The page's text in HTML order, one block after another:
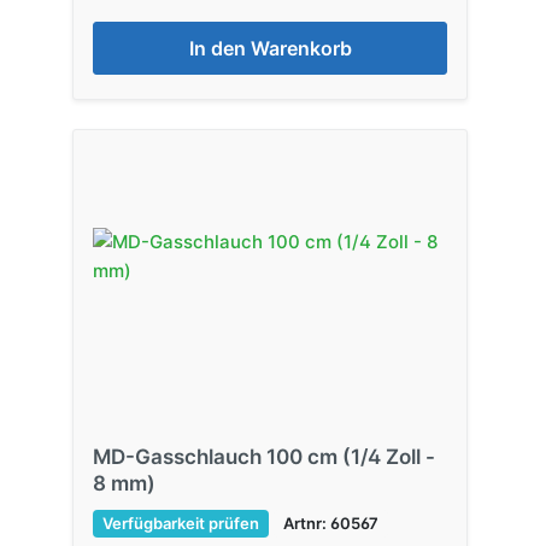
In den Warenkorb
MD-Gasschlauch 100 cm (1/4 Zoll -
8 mm)
Verfügbarkeit prüfen Artnr: 60567